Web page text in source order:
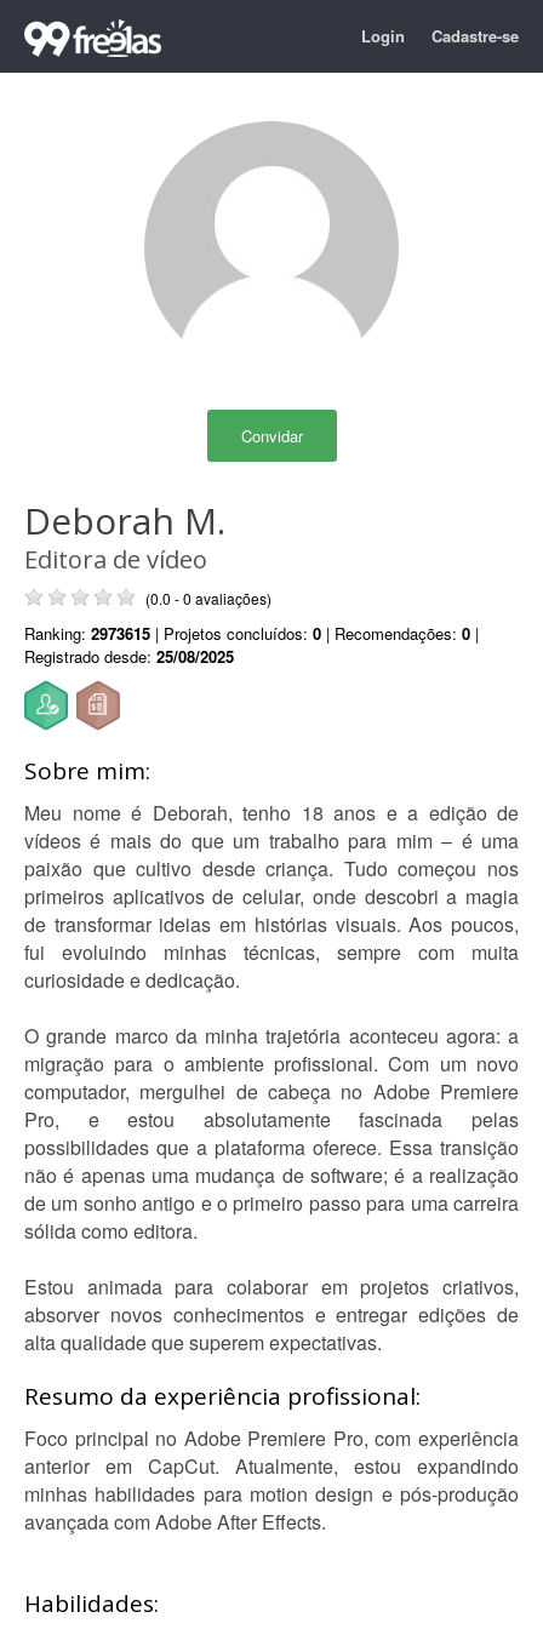
Login Cadastre-se
Convidar
Deborah M.
Editora de vídeo
(0.0 - 0 avaliações)
Ranking: 2973615 | Projetos concluídos: 0 | Recomendações: 0 |
Registrado desde: 25/08/2025
Sobre mim:
Meu nome é Deborah, tenho 18 anos e a edição de
vídeos é mais do que um trabalho para mim – é uma
paixão que cultivo desde criança. Tudo começou nos
primeiros aplicativos de celular, onde descobri a magia
de transformar ideias em histórias visuais. Aos poucos,
fui evoluindo minhas técnicas, sempre com muita
curiosidade e dedicação.
O grande marco da minha trajetória aconteceu agora: a
migração para o ambiente profissional. Com um novo
computador, mergulhei de cabeça no Adobe Premiere
Pro, e estou absolutamente fascinada pelas
possibilidades que a plataforma oferece. Essa transição
não é apenas uma mudança de software; é a realização
de um sonho antigo e o primeiro passo para uma carreira
sólida como editora.
Estou animada para colaborar em projetos criativos,
absorver novos conhecimentos e entregar edições de
alta qualidade que superem expectativas.
Resumo da experiência profissional:
Foco principal no Adobe Premiere Pro, com experiência
anterior em CapCut. Atualmente, estou expandindo
minhas habilidades para motion design e pós-produção
avançada com Adobe After Effects.
Habilidades: